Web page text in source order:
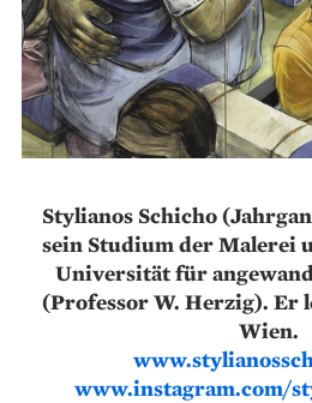
Stylianos Schicho
sein Studium der Malerei
Universität für
(Professor W. Herzig). Er
Wien.
www.instagram.com/